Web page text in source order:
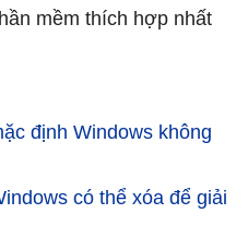
mềm thích hợp nhất
định Windows không
có thể xóa để giải